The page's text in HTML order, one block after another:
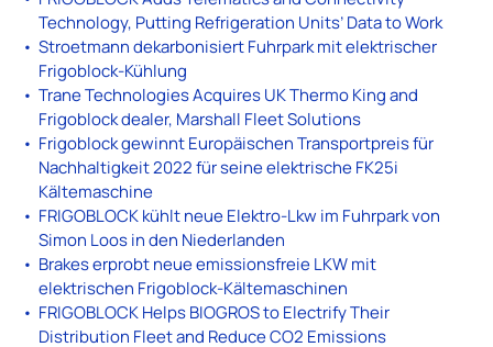
Technology, Putting Refrigeration Units’ Data to Work
Stroetmann dekarbonisiert Fuhrpark mit elektrischer
Frigoblock-Kühlung
Trane Technologies Acquires UK Thermo King and
Frigoblock dealer, Marshall Fleet Solutions
Frigoblock gewinnt Europäischen Transportpreis für
Nachhaltigkeit 2022 für seine elektrische FK25i
Kältemaschine
FRIGOBLOCK kühlt neue Elektro-Lkw im Fuhrpark von
Simon Loos in den Niederlanden
Brakes erprobt neue emissionsfreie LKW mit
elektrischen Frigoblock-Kältemaschinen
FRIGOBLOCK Helps BIOGROS to Electrify Their
Distribution Fleet and Reduce CO2 Emissions